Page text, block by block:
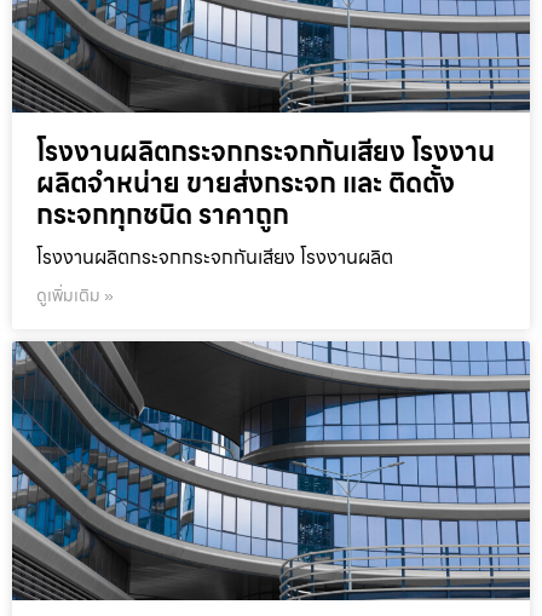
โรงงานผลิตกระจกกระจกกันเสียง โรงงาน
ผลิตจำหน่าย ขายส่งกระจก และ ติดตั้ง
กระจกทุกชนิด ราคาถูก
โรงงานผลิตกระจกกระจกกันเสียง โรงงานผลิต
ดูเพิ่มเติม »